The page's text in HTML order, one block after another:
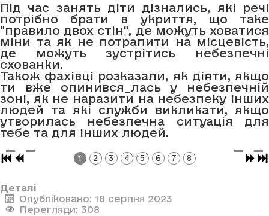
Під час занять діти дізнались, які речі
потрібно брати в укриття, що таке
"правило двох стін", де можуть ховатися
міни та як не потрапити на місцевість,
де можуть зустрітись небезпечні
схованки.
Також фахівці розказали, як діяти, якщо
ти вже опинився_лась у небезпечній
зоні, як не наразити на небезпеку інших
людей та які служби викликати, якщо
утворилась небезпечна ситуація для
тебе та для інших людей.
1 2 3 4 5 6 7 8
Деталі
Опубліковано: 18 серпня 2023
Перегляди: 308